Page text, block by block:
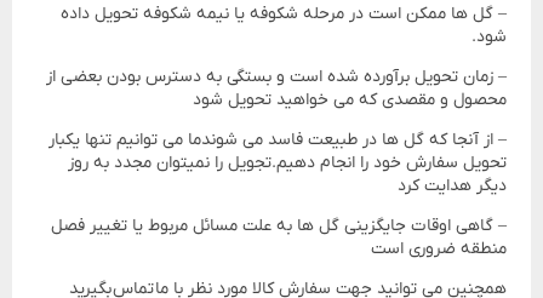
– گل ها ممکن است در مرحله شکوفه یا نیمه شکوفه تحویل داده
شود.
– زمان تحویل برآورده شده است و بستگی به دسترس بودن بعضی از
محصول و مقصدی که می خواهید تحویل شود
– از آنجا که گل ها در طبیعت فاسد می شوندما می توانیم تنها یکبار
تحویل سفارش خود را انجام دهیم.تجویل را نمیتوان مجدد به روز
دیگر هدایت کرد
– گاهی اوقات جایگزینی گل ها به علت مسائل مربوط یا تغییر فصل
منطقه ضروری است
همچنین می توانید جهت سفارش کالا مورد نظر با ما تماس بگیرید